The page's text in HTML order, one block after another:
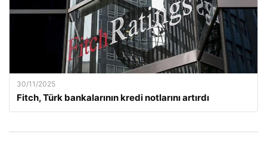
30/11/2025
Fitch, Türk bankalarının kredi notlarını artırdı